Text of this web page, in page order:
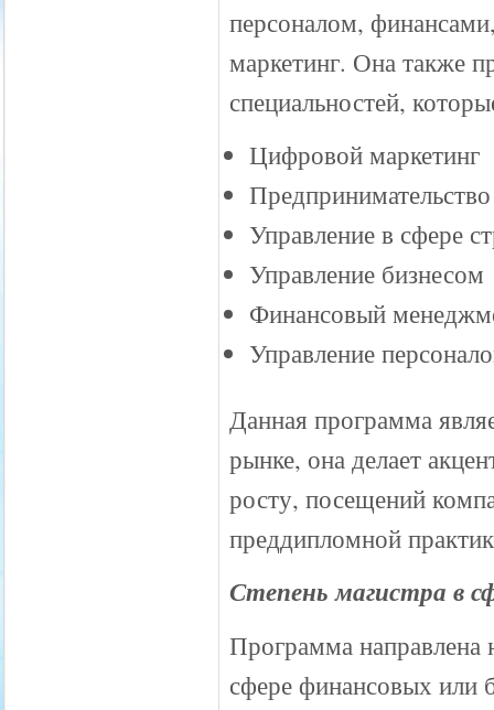
персоналом,
маркетинг. Она также
специальностей,
Цифровой маркетинг
Управление в сфере
Управление бизнесом
Финансовый
Управление
Данная программа
рынке, она делает
росту, посещений
преддипломной
Степень магистра в
Программа направлена
сфере финансовых или